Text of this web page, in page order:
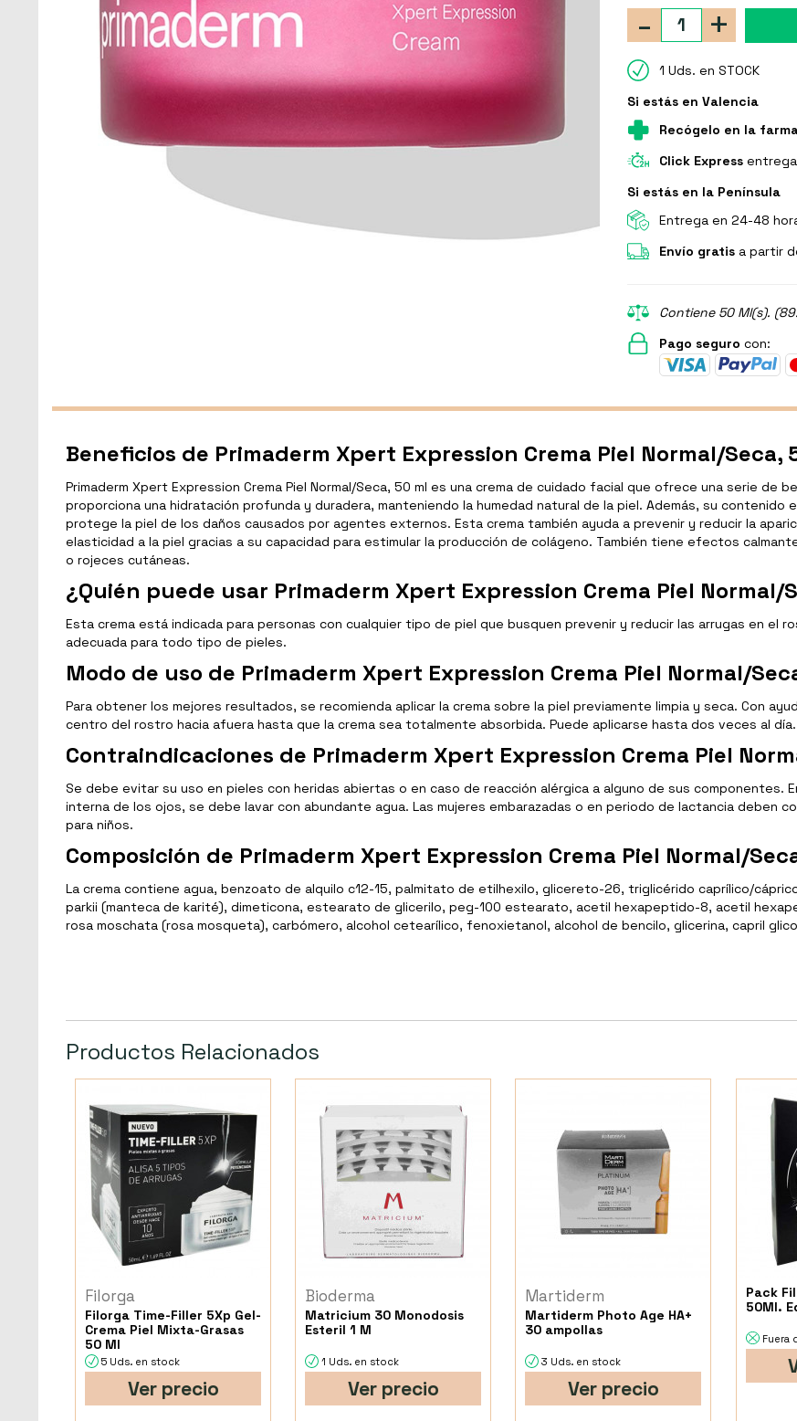
+
-
1 Uds. en STOCK
Si estás en Valencia
Recógelo en la
Click Express entrega
Si estás en la Península
Entrega en 24-48
Envío gratis a partir
Contiene 50 Ml(s).
Pago seguro con:
Beneficios de Primaderm Xpert Expression Crema Piel Normal/Seca,
Primaderm Xpert Expression Crema Piel Normal/Seca, 50 ml es una crema de cuidado facial que ofrece una serie de
proporciona una hidratación profunda y duradera, manteniendo la humedad natural de la piel. Además, su
protege la piel de los daños causados por agentes externos. Esta crema también ayuda a prevenir y reducir la
elasticidad a la piel gracias a su capacidad para estimular la producción de colágeno. También tiene efectos
o rojeces cutáneas.
¿Quién puede usar Primaderm Xpert Expression Crema Piel Normal/
Esta crema está indicada para personas con cualquier tipo de piel que busquen prevenir y reducir las arrugas en el
adecuada para todo tipo de pieles.
Modo de uso de Primaderm Xpert Expression Crema Piel Normal/
Para obtener los mejores resultados, se recomienda aplicar la crema sobre la piel previamente limpia y seca. Con
centro del rostro hacia afuera hasta que la crema sea totalmente absorbida. Puede aplicarse hasta dos veces al día.
Contraindicaciones de Primaderm Xpert Expression Crema Piel
Se debe evitar su uso en pieles con heridas abiertas o en caso de reacción alérgica a alguno de sus componentes.
interna de los ojos, se debe lavar con abundante agua. Las mujeres embarazadas o en periodo de lactancia deben
para niños.
Composición de Primaderm Xpert Expression Crema Piel Normal/
La crema contiene agua, benzoato de alquilo c12-15, palmitato de etilhexilo, glicereto-26, triglicérido caprílico/
parkii (manteca de karité), dimeticona, estearato de glicerilo, peg-100 estearato, acetil hexapeptido-8, acetil
rosa moschata (rosa mosqueta), carbómero, alcohol cetearílico, fenoxietanol, alcohol de bencilo, glicerina, capril
Productos Relacionados
Filorga
Filorga Time-Filler 5Xp Gel-
Crema Piel Mixta-Grasas
50 Ml
5 Uds. en stock
Ver precio
Bioderma
Matricium 30 Monodosis
Esteril 1 M
1 Uds. en stock
Ver precio
Martiderm
Martiderm Photo Age HA+
30 ampollas
3 Uds. en stock
Ver precio
Pack
50Ml.
Fuera